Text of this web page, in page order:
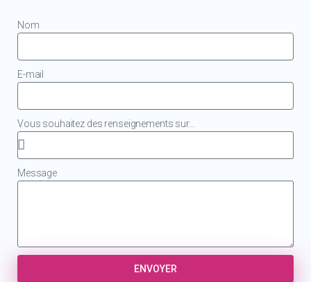
Nom
E-mail
Vous souhaitez des renseignements sur...
Message
ENVOYER